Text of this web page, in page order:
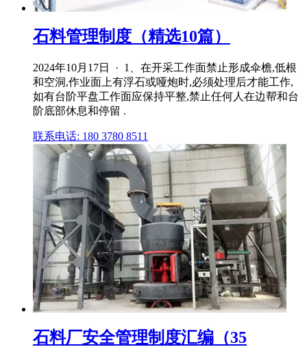
石料管理制度（精选10篇）
2024年10月17日 · 1、在开采工作面禁止形成伞檐,低根
和空洞,作业面上有浮石或哑炮时,必须处理后才能工作,
如有台阶平盘工作面应保持平整,禁止任何人在边帮和台
阶底部休息和停留 .
联系电话: 180 3780 8511
石料厂安全管理制度汇编（35